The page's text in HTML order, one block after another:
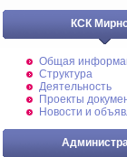
КСК
Общая
Структура
Деятельность
Проекты
Новости и